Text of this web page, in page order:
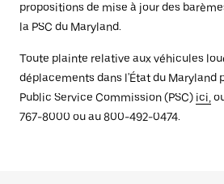
propositions de mise à jour des
la PSC du Maryland.
Toute plainte relative aux véhicules
déplacements dans l'État du Maryland
Public Service Commission (PSC) ici,
767-8000 ou au 800-492-0474.